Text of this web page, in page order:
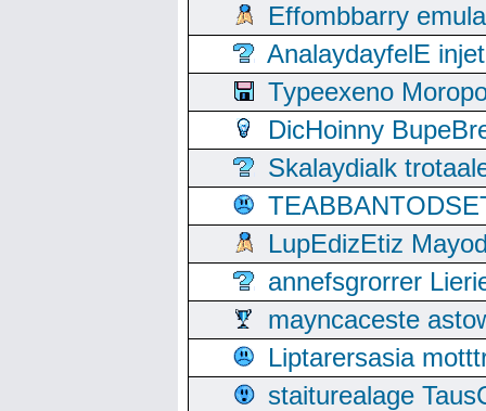
Effombbarry
AnalaydayfelE
Typeexeno
DicHoinny
Skalaydialk
LupEdizEtiz
annefsgrorrer
mayncaceste
Liptarersasia
staiturealage